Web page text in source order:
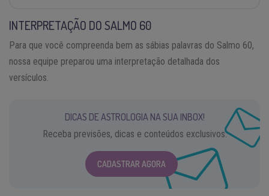
INTERPRETAÇÃO DO SALMO 60
Para que você compreenda bem as sábias palavras do Salmo 60,
nossa equipe preparou uma interpretação detalhada dos
versículos.
DICAS DE ASTROLOGIA NA SUA INBOX!
Receba previsões, dicas e conteúdos exclusivos.
CADASTRAR AGORA